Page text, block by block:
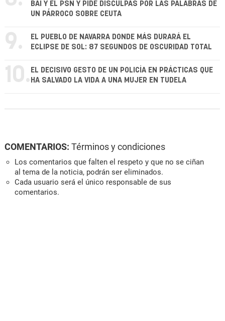
BAI Y EL PSN Y PIDE DISCULPAS POR LAS PALABRAS DE
UN PÁRROCO SOBRE CEUTA
9.
EL PUEBLO DE NAVARRA DONDE MÁS DURARÁ EL
ECLIPSE DE SOL: 87 SEGUNDOS DE OSCURIDAD TOTAL
10. EL DECISIVO GESTO DE UN POLICÍA EN PRÁCTICAS QUE
HA SALVADO LA VIDA A UNA MUJER EN TUDELA
COMENTARIOS: Términos y condiciones
Los comentarios que falten el respeto y que no se ciñan
al tema de la noticia, podrán ser eliminados.
Cada usuario será el único responsable de sus
comentarios.